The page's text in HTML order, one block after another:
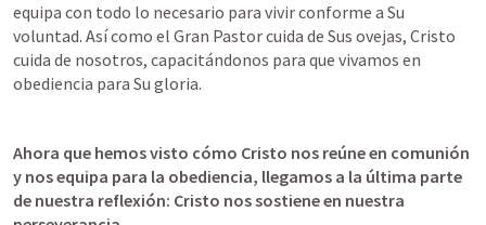
equipa con todo lo necesario para vivir conforme a Su
voluntad. Así como el Gran Pastor cuida de Sus ovejas, Cristo
cuida de nosotros, capacitándonos para que vivamos en
obediencia para Su gloria.
Ahora que hemos visto cómo Cristo nos reúne en comunión
y nos equipa para la obediencia, llegamos a la última parte
de nuestra reflexión: Cristo nos sostiene en nuestra